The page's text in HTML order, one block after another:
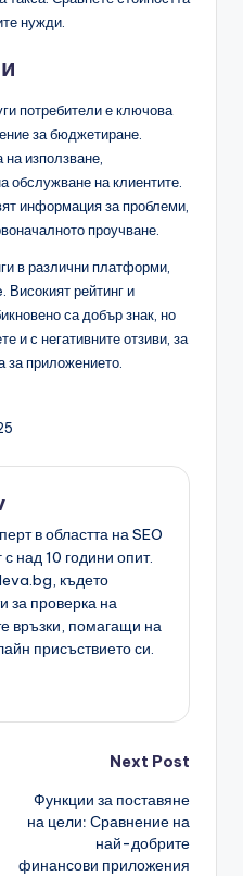
нужди.
потребители е ключова
за бюджетиране.
използване,
обслужване на клиентите.
информация за проблеми,
проучване.
в различни платформи,
рейтинг и
са добър знак, но
и с негативните отзиви, за
за приложението.
в областта на SEO
над 10 години опит.
където
за проверка на
връзки, помагащи на
присъствието си.
Next Post
Функции за поставяне
на цели: Сравнение на
най-добрите
финансови приложения